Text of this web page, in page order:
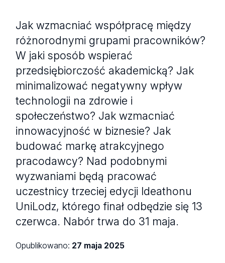
Jak wzmacniać współpracę między
różnorodnymi grupami pracowników?
W jaki sposób wspierać
przedsiębiorczość akademicką? Jak
minimalizować negatywny wpływ
technologii na zdrowie i
społeczeństwo? Jak wzmacniać
innowacyjność w biznesie? Jak
budować markę atrakcyjnego
pracodawcy? Nad podobnymi
wyzwaniami będą pracować
uczestnicy trzeciej edycji Ideathonu
UniLodz, którego finał odbędzie się 13
czerwca. Nabór trwa do 31 maja.
Opublikowano: 27 maja 2025